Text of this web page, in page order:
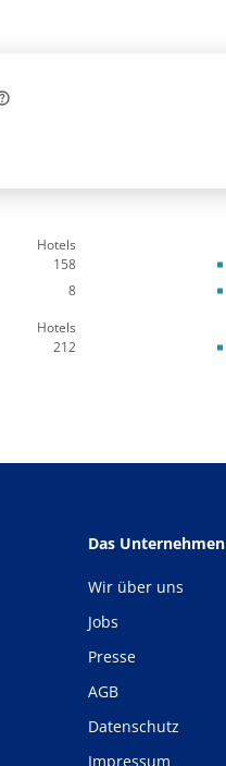
Hotels
158
8
Hotels
212
Das Unternehmen
Wir über uns
Jobs
Presse
AGB
Datenschutz
Impressum